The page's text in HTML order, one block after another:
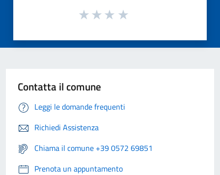
Contatta il comune
Leggi le domande frequenti
Richiedi Assistenza
Chiama il comune +39 0572 69851
Prenota un appuntamento